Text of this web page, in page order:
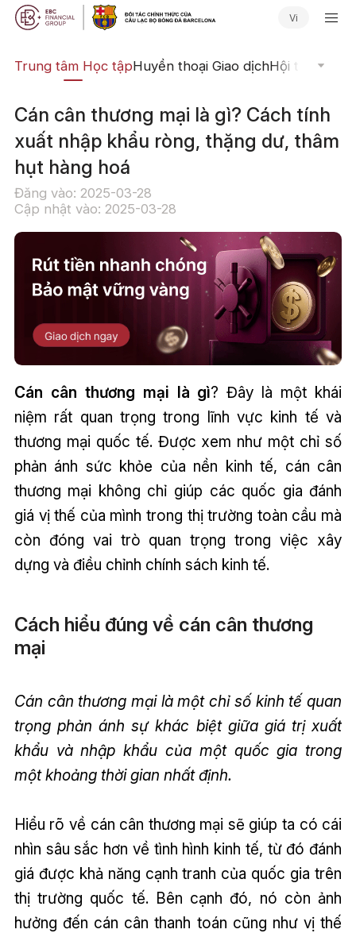
Vi
Trung tâm Học tậpHuyền thoại Giao dịchHội thảo
Cán cân thương mại là gì? Cách tính
xuất nhập khẩu ròng, thặng dư, thâm
hụt hàng hoá
Đăng vào: 2025-03-28
Cập nhật vào: 2025-03-28
Cán cân thương mại là gì? Đây là một khái
niệm rất quan trọng trong lĩnh vực kinh tế và
thương mại quốc tế. Được xem như một chỉ số
phản ánh sức khỏe của nền kinh tế, cán cân
thương mại không chỉ giúp các quốc gia đánh
giá vị thế của mình trong thị trường toàn cầu mà
còn đóng vai trò quan trọng trong việc xây
dựng và điều chỉnh chính sách kinh tế.
Cách hiểu đúng về cán cân thương
mại
Cán cân thương mại là một chỉ số kinh tế quan
trọng phản ánh sự khác biệt giữa giá trị xuất
khẩu và nhập khẩu của một quốc gia trong
một khoảng thời gian nhất định.
Hiểu rõ về cán cân thương mại sẽ giúp ta có cái
nhìn sâu sắc hơn về tình hình kinh tế, từ đó đánh
giá được khả năng cạnh tranh của quốc gia trên
thị trường quốc tế. Bên cạnh đó, nó còn ảnh
hưởng đến cán cân thanh toán cũng như vị thế